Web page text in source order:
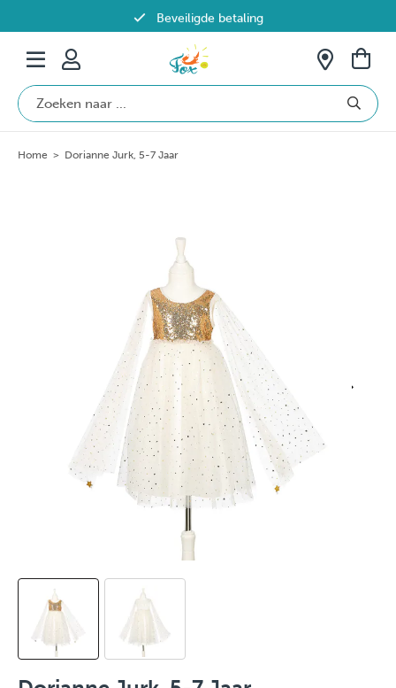
Beveiligde betaling
Gratis verzending vanaf €69 in België
Home > Dorianne Jurk, 5-7 Jaar